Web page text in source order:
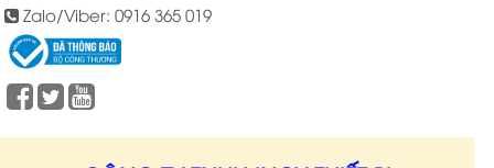
Zalo/Viber: 0916 365 019